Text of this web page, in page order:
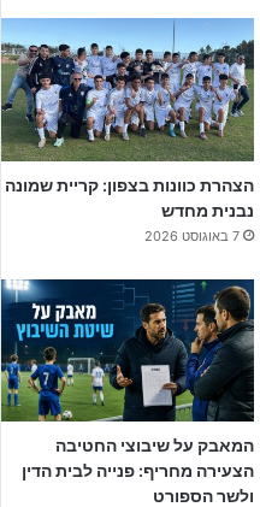
יש שם תוכן וכלים שבאמת אסור
ולהגשים חלום
משמעותיים, צריך לקבל
שלכם להיות יציב וחזק יותר
הצהרת כוונות בצפון: קריית שמונה
נבנית מחדש
7 באוגוסט 2026
המאבק על שיבוצי החטיבה
הצעירה מחריף: פנייה לבית הדין
ולשר הספורט